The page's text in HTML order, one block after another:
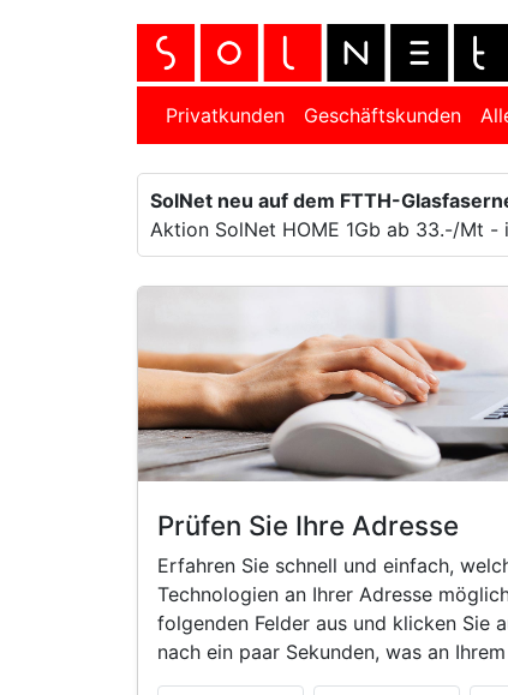
Privatkunden
Geschäftskunden
SolNet neu auf dem FTTH-
Aktion SolNet HOME 1Gb ab 33.-/Mt -
Prüfen Sie Ihre Adresse
Erfahren Sie schnell und einfach,
Technologien an Ihrer Adresse
folgenden Felder aus und klicken Sie
nach ein paar Sekunden, was an